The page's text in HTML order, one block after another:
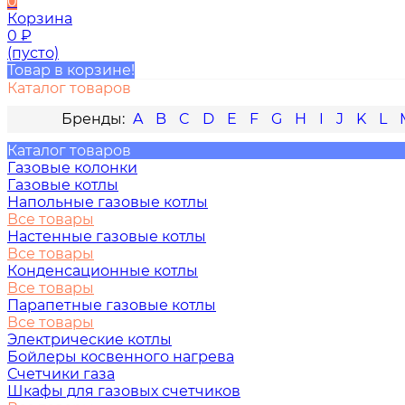
Корзина
0 ₽
(пусто)
Товар в корзине!
Каталог товаров
A
B C D E F G H I J K L
Каталог товаров
Газовые колонки
Газовые котлы
Напольные газовые котлы
Все товары
Настенные газовые котлы
Все товары
Конденсационные котлы
Все товары
Парапетные газовые котлы
Все товары
Электрические котлы
Бойлеры косвенного нагрева
Счетчики газа
Шкафы для газовых счетчиков